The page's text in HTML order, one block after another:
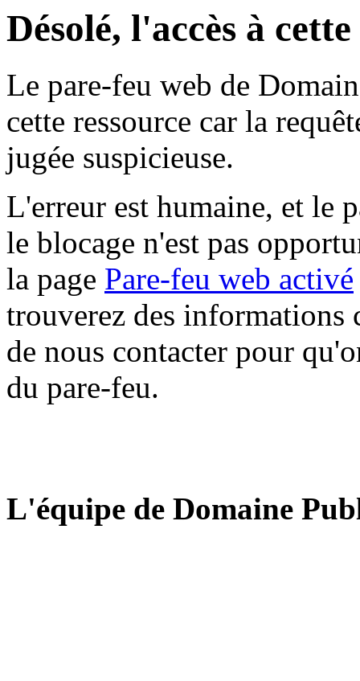
Désolé, l'accès à
Le pare-feu web de
cette ressource car la
jugée suspicieuse.
L'erreur est humaine, et le
le blocage n'est pas
la page Pare-feu web activé
trouverez des informations
de nous contacter pour
du pare-feu.
L'équipe de Domaine